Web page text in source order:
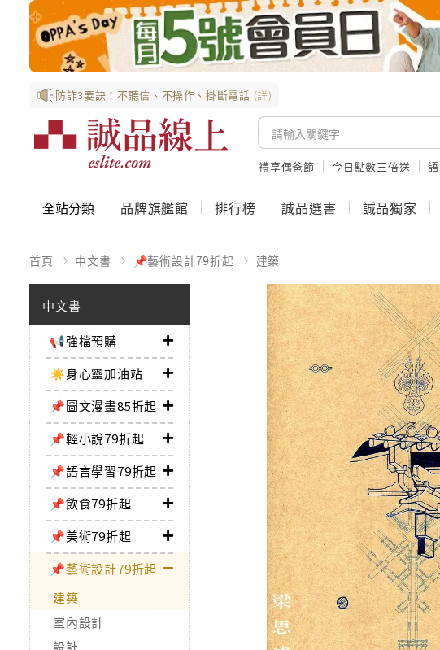
防詐3要訣：不聽信、不操作、掛斷電話 (詳)
禮享偶爸節 今日點數三倍送
全站分類 品牌旗艦館 排行榜 誠品選書 誠品獨家
首頁 中文書 📌藝術設計79折起 建築
中文書
📢強檔預購
☀️身心靈加油站
📌圖文漫畫85折起
📌輕小說79折起
📌語言學習79折起
📌飲食79折起
📌美術79折起
📌藝術設計79折起
建築
室內設計
設計